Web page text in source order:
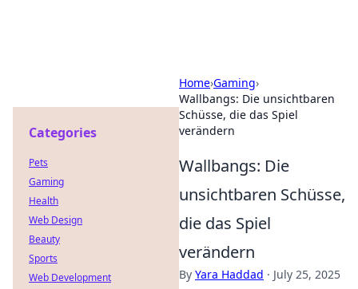
Home›Gaming›
Wallbangs: Die unsichtbaren
Schüsse, die das Spiel
verändern
Wallbangs: Die
unsichtbaren Schüsse,
die das Spiel
verändern
By Yara Haddad · July 25, 2025
Categories
Pets
Gaming
Health
Web Design
Beauty
Sports
Web Development